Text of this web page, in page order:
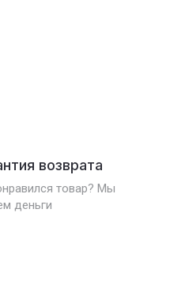
возврата
товар? Мы
деньги